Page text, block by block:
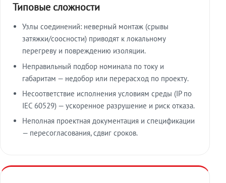
Типовые сложности
Узлы соединений: неверный монтаж (срывы
затяжки/соосности) приводят к локальному
перегреву и повреждению изоляции.
Неправильный подбор номинала по току и
габаритам — недобор или перерасход по проекту.
Несоответствие исполнения условиям среды (IP по
IEC 60529) — ускоренное разрушение и риск отказа.
Неполная проектная документация и спецификации
— пересогласования, сдвиг сроков.